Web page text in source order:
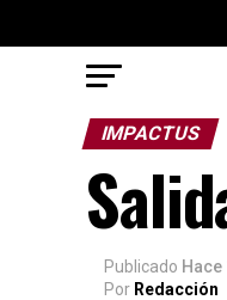
IMPACTUS
Publicado Hace
Por Redacción